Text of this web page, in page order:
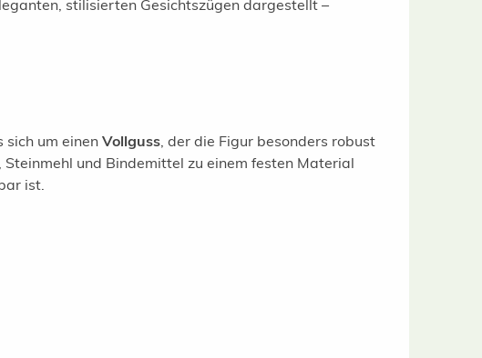
stilisierten Gesichtszügen dargestellt –
um einen Vollguss, der die Figur besonders robust
und Bindemittel zu einem festen Material
ist.